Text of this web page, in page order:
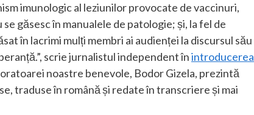
imunologic al leziunilor provocate de vaccinuri,
găsesc în manualele de patologie; și, la fel de
în lacrimi mulți membri ai audienței la discursul său
scrie jurnalistul independent înintroducerea
noastre benevole, Bodor Gizela, prezintă
traduse în română și redate în transcriere și mai